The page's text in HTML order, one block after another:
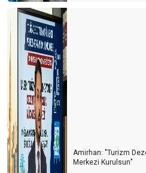
Krizler gerçekten fırsat mı?
Gelecek de bir gün gelecek
Küresel ısınma ve turizme etkileri
2020'deki Sosyal Medya Trendleri
Gruen etkisi ya da insanları
1 Dolara otel
Umut (beklenti) teorisi
Amirhan: "Turizm
Merkezi Kurulsun’’